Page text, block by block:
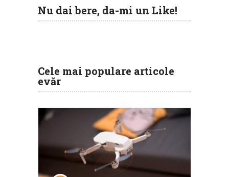
Nu dai bere, da-mi un Like!
Cele mai populare articole
evăr